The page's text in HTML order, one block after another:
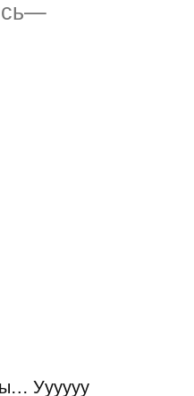
Следующая
Уууууу